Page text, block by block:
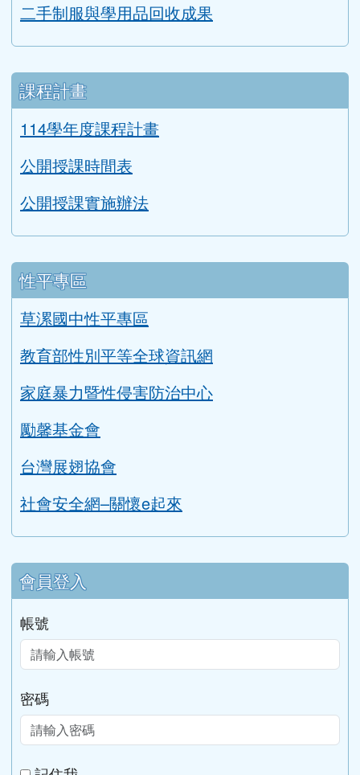
二手制服與學用品回收成果
課程計畫
114學年度課程計畫
公開授課時間表
公開授課實施辦法
性平專區
草漯國中性平專區
教育部性別平等全球資訊網
家庭暴力暨性侵害防治中心
勵馨基金會
台灣展翅協會
社會安全網–關懷e起來
會員登入
帳號
密碼